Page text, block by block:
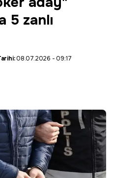
5 zanlı
08.07.2026 - 09:17